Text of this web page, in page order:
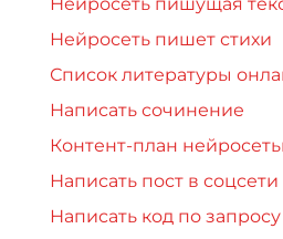
Нейросеть пишет стихи
Список литературы
Написать сочинение
Контент-план
Написать пост в соцсети
Написать код по запросу